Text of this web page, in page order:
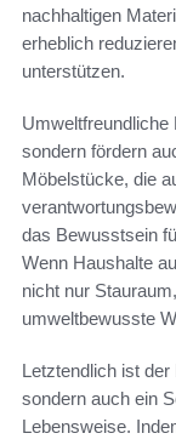
nachhaltigen
erheblich
unterstützen.
Umweltfreundliche
sondern fördern
Möbelstücke, die
das Bewusstsein
Wenn Haushalte
nicht nur
umweltbewusste
Letztendlich ist
sondern auch ein
Lebensweise.